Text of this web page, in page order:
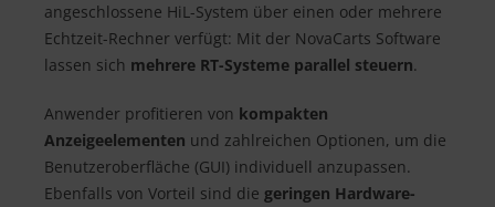
angeschlossene HiL-System über einen oder mehrere
Echtzeit-Rechner verfügt: Mit der NovaCarts Software
lassen sich mehrere RT-Systeme parallel steuern.
Anwender profitieren von kompakten
Anzeigeelementen und zahlreichen Optionen, um die
Benutzeroberfläche (GUI) individuell anzupassen.
Ebenfalls von Vorteil sind die geringen Hardware-